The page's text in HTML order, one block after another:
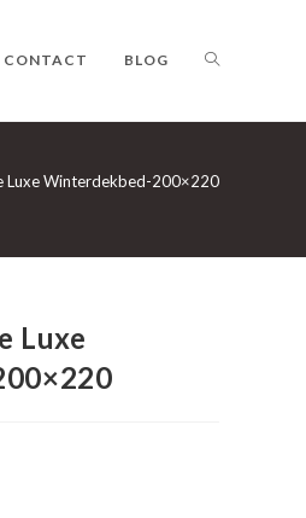
CONTACT BLOG TOGGLE
WEBSITE
Luxe Winterdekbed-200×220
Luxe